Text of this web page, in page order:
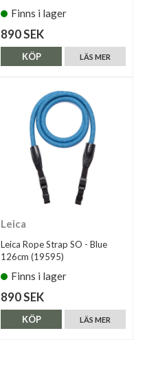
Finns i lager
890 SEK
LÄS MER
KÖP
Leica
Leica Rope Strap SO - Blue
126cm (19595)
Finns i lager
890 SEK
LÄS MER
KÖP